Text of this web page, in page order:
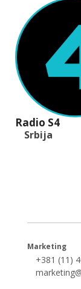
Radio S4
Srbija
Marketing
+381 (11)